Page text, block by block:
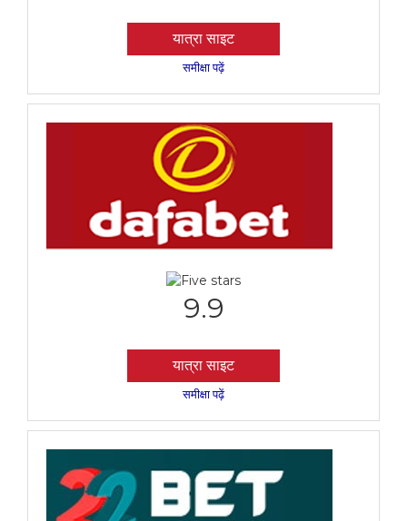
यात्रा साइट
समीक्षा पढ़ें
9.9
यात्रा साइट
समीक्षा पढ़ें